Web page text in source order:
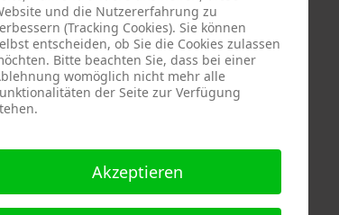
DevadderundRolf Thärichen
und die Nutzererfahrung zu
(Tracking Cookies). Sie können
entscheiden, ob Sie die Cookies zulassen
Bitte beachten Sie, dass bei einer
womöglich nicht mehr alle
der Seite zur Verfügung
Akzeptieren